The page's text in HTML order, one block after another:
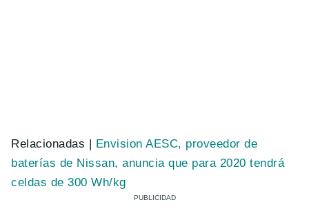
Relacionadas | Envision AESC, proveedor de
baterías de Nissan, anuncia que para 2020 tendrá
celdas de 300 Wh/kg